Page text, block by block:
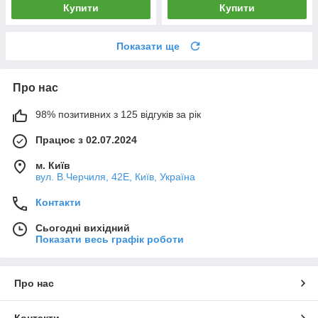
Купити Купити
Показати ще
Про нас
98% позитивних з 125 відгуків за рік
Працює з 02.07.2024
м. Київ
вул. В.Черчиля, 42Е, Київ, Україна
Контакти
Сьогодні вихідний
Показати весь графік роботи
Про нас